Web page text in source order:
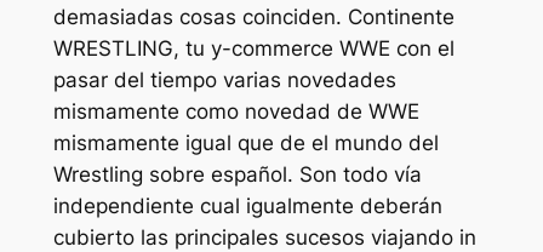
demasiadas cosas coinciden. Continente
WRESTLING, tu y-commerce WWE con el
pasar del tiempo varias novedades
mismamente­ como novedad de WWE
mismamente­ igual que de el mundo del
Wrestling sobre español. Son todo ví­a
independiente cual igualmente deberán
cubierto las principales sucesos viajando in